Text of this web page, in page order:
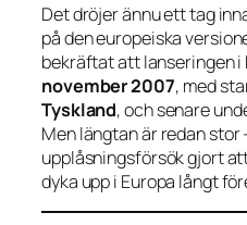
Det dröjer ännu ett tag
på den europeiska
bekräftat att lanseringen i
november 2007, med
Tyskland, och senare
Men längtan är redan
upplåsningsförsök gjort
dyka upp i Europa långt